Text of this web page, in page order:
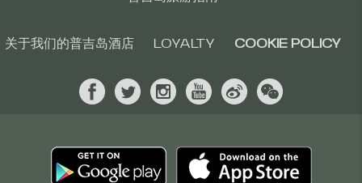
关于我们的普吉岛酒店 LOYALTY COOKIE POLICY